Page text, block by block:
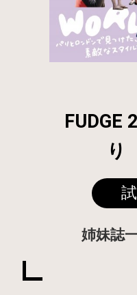
FUDGE
り
姉妹誌